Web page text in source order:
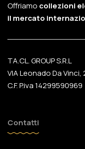
Offriamo collezioni
il mercato
TA.CL. GROUP S.R.L
VIA Leonado Da
C.F. P.iva 14299590969
Contatti